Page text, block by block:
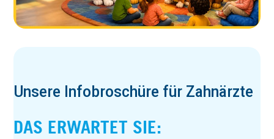
Unsere Infobro­schüre für Zahnärzte
DAS ERWARTET SIE: